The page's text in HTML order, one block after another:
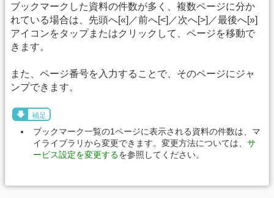
ブックマークした資料の件数が多く、複数ページに分か
れている場合は、先頭へ[«]／前へ[<]／次へ[>]／最後へ[»]
アイコンをタップまたはクリックして、ページを移動で
きます。
また、ページ番号を入力することで、そのページにジャ
ンプできます。
補足
ブックマーク一覧の1ページに表示される資料の件数は、マ
イライブラリから変更できます。変更方法については、 サ
ービス設定を変更するを参照してください。